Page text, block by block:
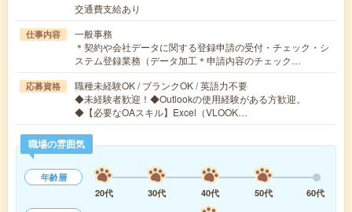
交通費支給あり
仕事内容
一般事務
＊契約や会社データに関する登録申請の受付・チェック・シ
ステム登録業務（データ加工＊申請内容のチェック…
応募資格
職種未経験OK / ブランクOK / 英語力不要
◆未経験者歓迎！◆Outlookの使用経験がある方歓迎。
◆【必要なOAスキル】Excel（VLOOK…
職場の雰囲気
年齢層
20代
30代 40代 50代
60代